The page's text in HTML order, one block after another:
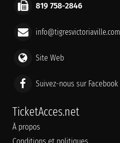
819 758-2846
info@tigresvictoriaville.com
Site Web
Suivez-nous sur Facebook
TicketAcces.net
À propos
Conditions et politiques